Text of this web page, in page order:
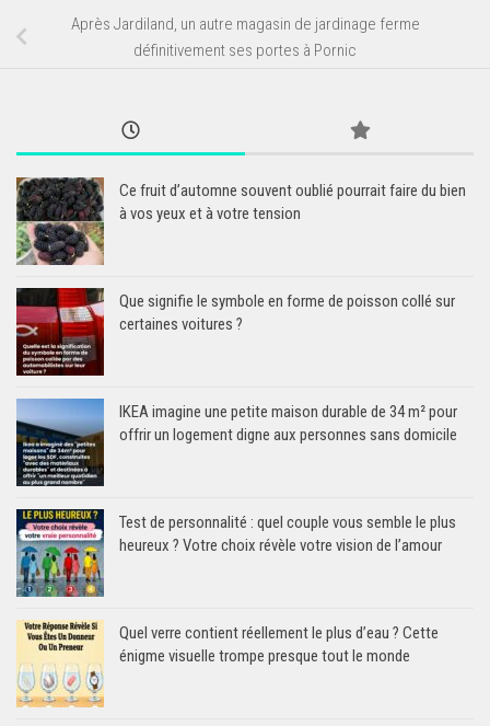
Après Jardiland, un autre magasin de jardinage ferme
définitivement ses portes à Pornic
Ce fruit d’automne souvent oublié pourrait faire du bien
à vos yeux et à votre tension
Que signifie le symbole en forme de poisson collé sur
certaines voitures ?
IKEA imagine une petite maison durable de 34 m² pour
offrir un logement digne aux personnes sans domicile
Test de personnalité : quel couple vous semble le plus
heureux ? Votre choix révèle votre vision de l’amour
Quel verre contient réellement le plus d’eau ? Cette
énigme visuelle trompe presque tout le monde